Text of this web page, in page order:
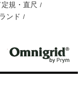
規・直尺 /
ンド /